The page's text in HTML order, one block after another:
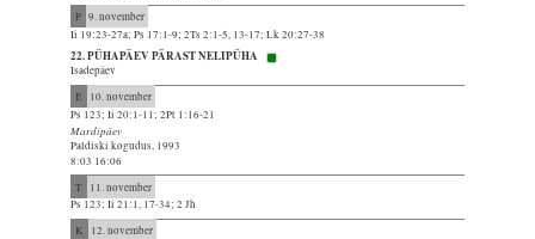
P 9. november
Ii 19:23-27a; Ps 17:1-9; 2Ts 2:1-5, 13-17; Lk 20:27-38
22. PÜHAPÄEV PÄRAST NELIPÜHA
Isadepäev
E
10. november
Ps 123; Ii 20:1-11; 2Pt 1:16-21
Mardipäev
Paldiski kogudus, 1993
8:03 16:06
T
11. november
Ps 123; Ii 21:1, 17-34; 2 Jh
K
12. november